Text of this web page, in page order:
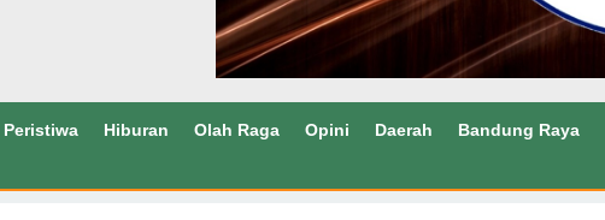
Peristiwa Hiburan Olah Raga Opini Daerah Bandung Raya